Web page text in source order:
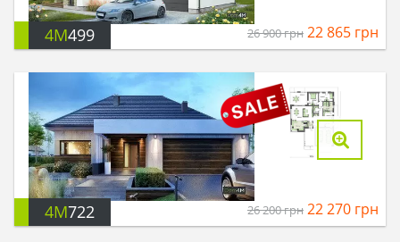
4M499 26 900грн 22 865 грн
4M722 26 200грн 22 270 грн